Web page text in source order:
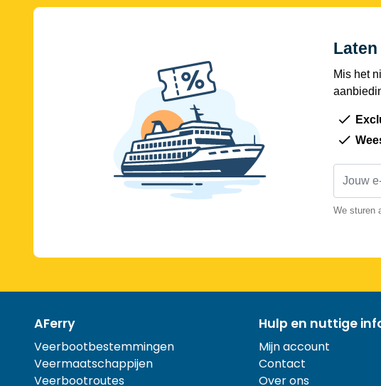
Mis het
We sturen
AFerry
Veerbootbestemmingen
Veermaatschappijen
Veerbootroutes
Hulp en nuttige
Mijn account
Contact
Over ons